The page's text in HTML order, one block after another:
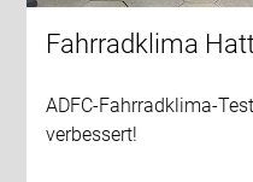
Fahrradklima
ADFC-Fahrradklima-
verbessert!